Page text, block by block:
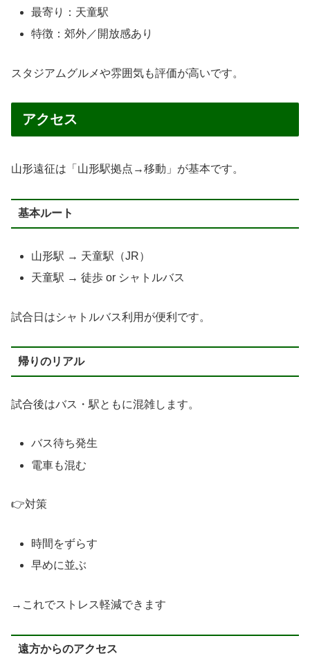
最寄り：天童駅
特徴：郊外／開放感あり
スタジアムグルメや雰囲気も評価が高いです。
アクセス
山形遠征は「山形駅拠点→移動」が基本です。
基本ルート
山形駅 → 天童駅（JR）
天童駅 → 徒歩 or シャトルバス
試合日はシャトルバス利用が便利です。
帰りのリアル
試合後はバス・駅ともに混雑します。
バス待ち発生
電車も混む
👉対策
時間をずらす
早めに並ぶ
→これでストレス軽減できます
遠方からのアクセス